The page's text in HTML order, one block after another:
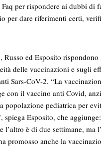
per rispondere ai dubbi di
per dare riferimenti certi,
Russo ed Esposito rispondono
delle vaccinazioni e sugli
Sars-CoV-2. “La
con il vaccino anti Covid,
popolazione pediatrica per
spiega Esposito, che
l’altro è di due settimane, ma
promosso anche la